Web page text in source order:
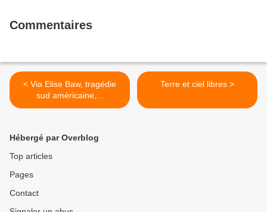
Commentaires
< Via Elise Baw, tragédie
sud américaine,...
Terre et ciel libres >
Hébergé par Overblog
Top articles
Pages
Contact